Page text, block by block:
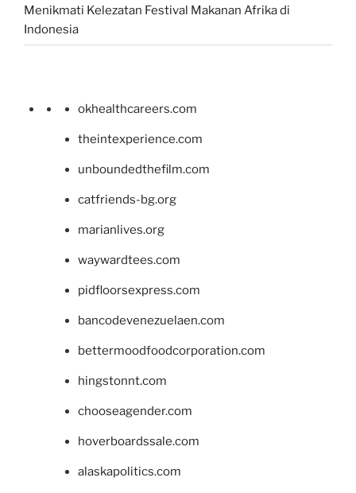
Menikmati Kelezatan Festival Makanan Afrika di
Indonesia
okhealthcareers.com
theintexperience.com
unboundedthefilm.com
catfriends-bg.org
marianlives.org
waywardtees.com
pidfloorsexpress.com
bancodevenezuelaen.com
bettermoodfoodcorporation.com
hingstonnt.com
chooseagender.com
hoverboardssale.com
alaskapolitics.com